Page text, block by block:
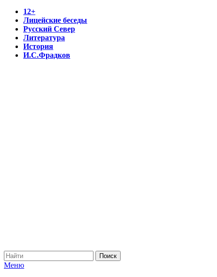
12+
Лицейские беседы
Русский Север
Литература
История
И.С.Фрадков
Меню